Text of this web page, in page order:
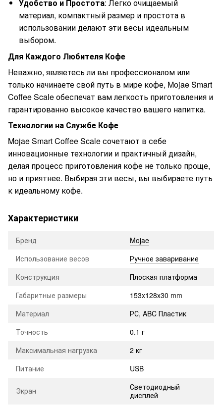
Удобство и Простота: Легко очищаемый
материал, компактный размер и простота в
использовании делают эти весы идеальным
выбором.
Для Каждого Любителя Кофе
Неважно, являетесь ли вы профессионалом или
только начинаете свой путь в мире кофе, Mojae Smart
Coffee Scale обеспечат вам легкость приготовления и
гарантированно высокое качество вашего напитка.
Технологии на Службе Кофе
Mojae Smart Coffee Scale сочетают в себе
инновационные технологии и практичный дизайн,
делая процесс приготовления кофе не только проще,
но и приятнее. Выбирая эти весы, вы выбираете путь
к идеальному кофе.
Характеристики
Бренд
Mojae
Использование весов
Ручное заваривание
Конструкция
Плоская платформа
Габаритные размеры
153x128x30 mm
Материал
РС, ABC Пластик
Точность
0.1 г
Максимальная нагрузка
2 кг
Питание
USB
Экран
Светодиодный
дисплей